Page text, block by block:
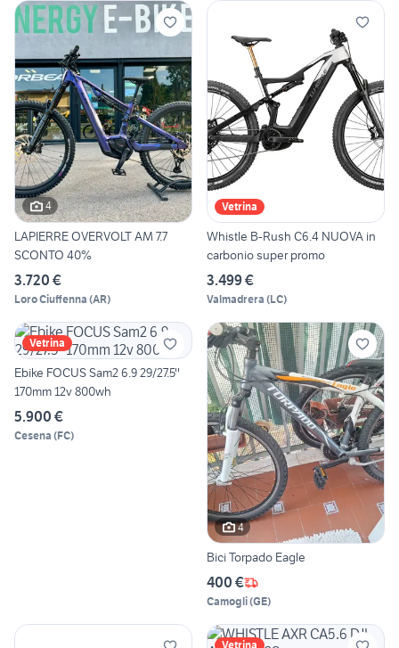
4
LAPIERRE OVERVOLT AM 7.7
SCONTO 40%
3.720 €
Loro Ciuffenna (AR)
Vetrina
Whistle B-Rush C6.4 NUOVA in
carbonio super promo
3.499 €
Valmadrera (LC)
Vetrina
Ebike FOCUS Sam2 6.9 29/27.5''
170mm 12v 800wh
5.900 €
Cesena (FC)
4
Bici Torpado Eagle
400 €
Camogli(GE)
Vetrina